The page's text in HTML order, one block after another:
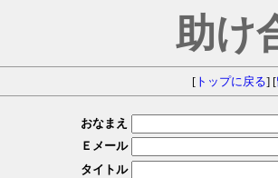
助け
[トップに戻る] [
おなまえ
Ｅメール
タイトル